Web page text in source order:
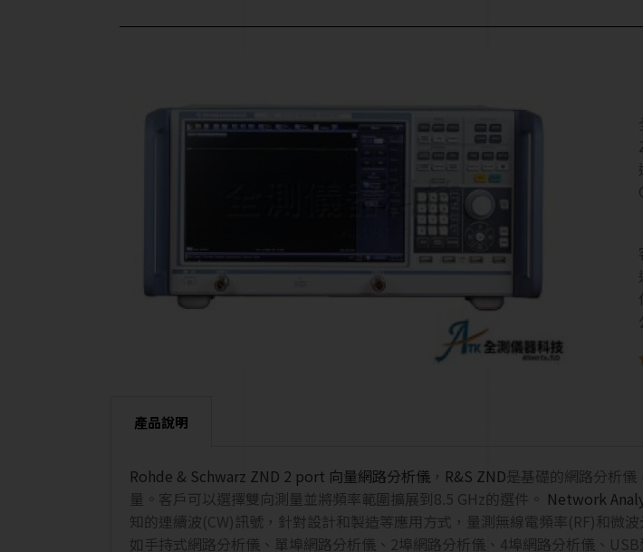
產品說明
Rohde & Schwarz ZND 2 port 向量網路分析儀 ， R&S ZND是基礎的網路分析
量。客戶可以選擇雙向測量並將頻率範圍擴展到8.5 GHz的選件。 Network
知的連續波(CW)訊號，針對設計和製造等應用方式，量測無線電頻率(RF)和微
如手持式網路分析儀、單埠網路分析儀、2埠網路分析儀、4埠網路分析儀、USB